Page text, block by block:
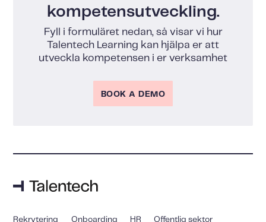
kompetensutveckling.
Fyll i formuläret nedan, så visar vi hur
Talentech Learning kan hjälpa er att
utveckla kompetensen i er verksamhet
BOOK A DEMO
Rekrytering Onboarding HR Offentlig sektor